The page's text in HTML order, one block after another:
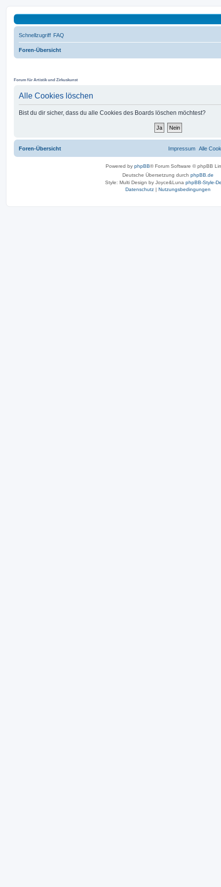
Schnellzugriff FAQ
Foren-Übersicht
Forum für Artistik und Zirkuskunst
Alle Cookies löschen
Bist du dir sicher, dass du alle Cookies des Boards löschen möchtest?
Foren-Übersicht Alle
Impressum
Powered by phpBB® Forum Software © phpBB
Deutsche Übersetzung durch phpBB.de
Style: Multi Design by Joyce&Luna phpBB-Style-
Datenschutz | Nutzungsbedingungen